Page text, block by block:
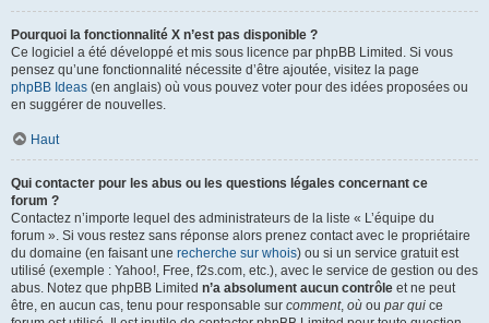
Pourquoi la fonctionnalité X n’est pas disponible ?
Ce logiciel a été développé et mis sous licence par phpBB Limited. Si vous
pensez qu’une fonctionnalité nécessite d’être ajoutée, visitez la page
phpBB Ideas (en anglais) où vous pouvez voter pour des idées proposées ou
en suggérer de nouvelles.
Haut
Qui contacter pour les abus ou les questions légales concernant ce
forum ?
Contactez n’importe lequel des administrateurs de la liste « L’équipe du
forum ». Si vous restez sans réponse alors prenez contact avec le propriétaire
du domaine (en faisant une recherche sur whois) ou si un service gratuit est
utilisé (exemple : Yahoo!, Free, f2s.com, etc.), avec le service de gestion ou des
abus. Notez que phpBB Limited n’a absolument aucun contrôle et ne peut
être, en aucun cas, tenu pour responsable sur comment, où ou par qui ce